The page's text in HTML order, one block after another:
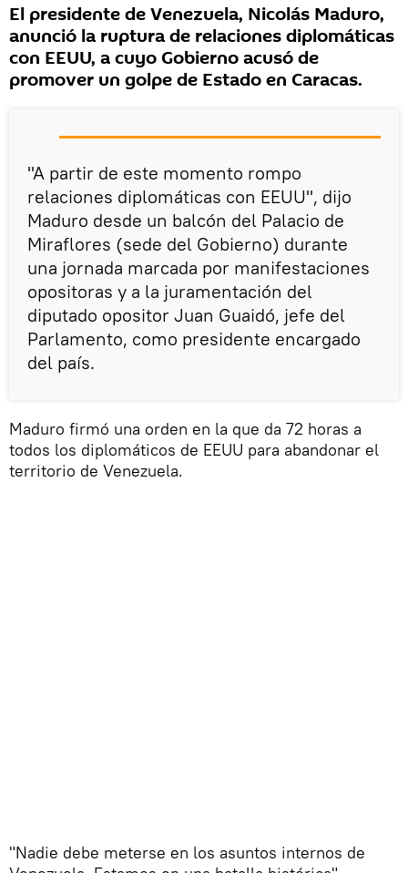
El presidente de Venezuela, Nicolás Maduro,
anunció la ruptura de relaciones diplomáticas
con EEUU, a cuyo Gobierno acusó de
promover un golpe de Estado en Caracas.
"A partir de este momento rompo
relaciones diplomáticas con EEUU", dijo
Maduro desde un balcón del Palacio de
Miraflores (sede del Gobierno) durante
una jornada marcada por manifestaciones
opositoras y a la juramentación del
diputado opositor Juan Guaidó, jefe del
Parlamento, como presidente encargado
del país.
Maduro firmó una orden en la que da 72 horas a
todos los diplomáticos de EEUU para abandonar el
territorio de Venezuela.
"Nadie debe meterse en los asuntos internos de